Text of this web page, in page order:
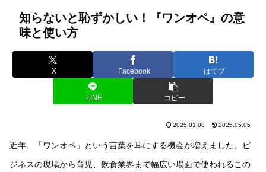
知らないと恥ずかしい！『ワンオペ』の意
味と使い方
X Facebook はてブ
LINE コピー
2025.01.08 2025.05.05
近年、「ワンオペ」という言葉を耳にする機会が増えました。ビ
ジネスの現場から育児、飲食業界まで幅広い場面で使われるこの